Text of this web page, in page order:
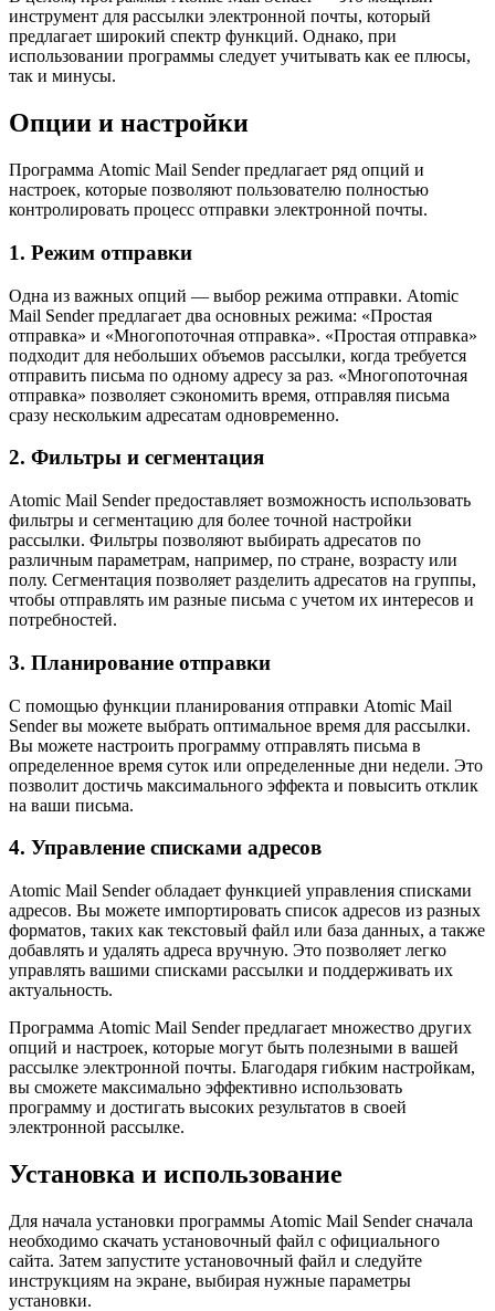
инструмент для рассылки электронной почты, который
предлагает широкий спектр функций. Однако, при
использовании программы следует учитывать как ее плюсы,
так и минусы.
Опции и настройки
Программа Atomic Mail Sender предлагает ряд опций и
настроек, которые позволяют пользователю полностью
контролировать процесс отправки электронной почты.
1. Режим отправки
Одна из важных опций — выбор режима отправки. Atomic
Mail Sender предлагает два основных режима: «Простая
отправка» и «Многопоточная отправка». «Простая отправка»
подходит для небольших объемов рассылки, когда требуется
отправить письма по одному адресу за раз. «Многопоточная
отправка» позволяет сэкономить время, отправляя письма
сразу нескольким адресатам одновременно.
2. Фильтры и сегментация
Atomic Mail Sender предоставляет возможность использовать
фильтры и сегментацию для более точной настройки
рассылки. Фильтры позволяют выбирать адресатов по
различным параметрам, например, по стране, возрасту или
полу. Сегментация позволяет разделить адресатов на группы,
чтобы отправлять им разные письма с учетом их интересов и
потребностей.
3. Планирование отправки
С помощью функции планирования отправки Atomic Mail
Sender вы можете выбрать оптимальное время для рассылки.
Вы можете настроить программу отправлять письма в
определенное время суток или определенные дни недели. Это
позволит достичь максимального эффекта и повысить отклик
на ваши письма.
4. Управление списками адресов
Atomic Mail Sender обладает функцией управления списками
адресов. Вы можете импортировать список адресов из разных
форматов, таких как текстовый файл или база данных, а также
добавлять и удалять адреса вручную. Это позволяет легко
управлять вашими списками рассылки и поддерживать их
актуальность.
Программа Atomic Mail Sender предлагает множество других
опций и настроек, которые могут быть полезными в вашей
рассылке электронной почты. Благодаря гибким настройкам,
вы сможете максимально эффективно использовать
программу и достигать высоких результатов в своей
электронной рассылке.
Установка и использование
Для начала установки программы Atomic Mail Sender сначала
необходимо скачать установочный файл с официального
сайта. Затем запустите установочный файл и следуйте
инструкциям на экране, выбирая нужные параметры
установки.